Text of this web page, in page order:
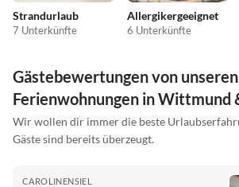
Strandurlaub
7 Unterkünfte
Allergikergeeignet
6 Unterkünfte
Gästebewertungen von unseren
Ferienwohnungen in Wittmund
Wir wollen dir immer die beste
Gäste sind bereits überzeugt.
CAROLINENSIEL